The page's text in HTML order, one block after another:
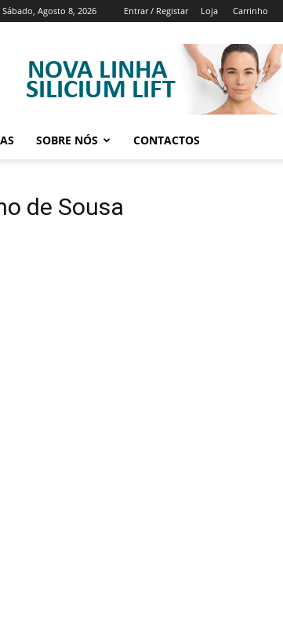
Sábado, Agosto 8, 2026 Entrar / Registar Loja Carrinho
SOBRE NÓS CONTACTOS
de Sousa